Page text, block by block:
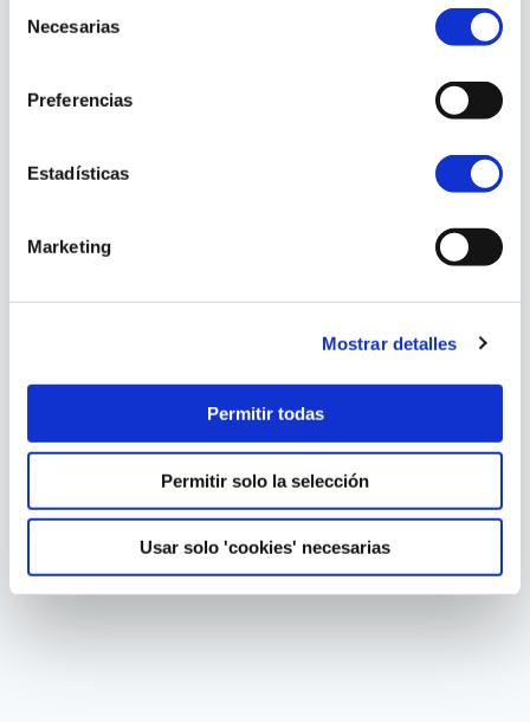
Necesarias
Preferencias
Estadísticas
Marketing
Mostrar detalles
Permitir todas
Permitir solo la selección
Usar solo 'cookies' necesarias